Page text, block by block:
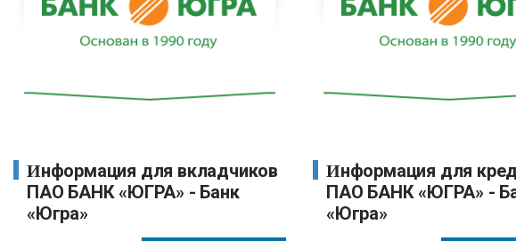
Информация для вкладчиков
ПАО БАНК «ЮГРА» - Банк
«Югра»
Информация для кредиторов
ПАО БАНК «ЮГРА» -
«Югра»